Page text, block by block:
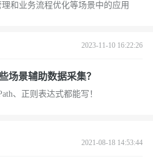
和业务流程优化等场景中的应用
2023-11-10 16:22:26
场景辅助数据采集？
、正则表达式都能写！
2021-08-18 14:53:44